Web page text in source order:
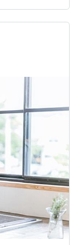
草のミルク
でトマト大
とろ〜り塩